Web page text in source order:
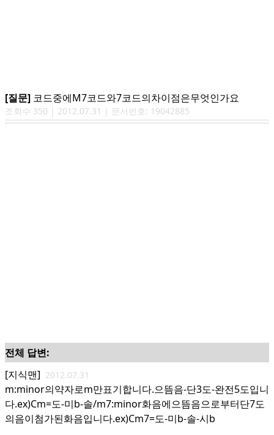
[질문] 코드중에M7코드와7코드의차이점은무엇인가요
조회수 350 | 2012.07.31 | 문서번호: 19042885
전체 답변:
[지식맨] 2012.07.31
m:minor의약자로m만표기합니다.으뜸음-단3도-완전5도입니
다.ex)Cm=도-미b-솔/m7:minor화음에으뜸음으로부터단7도
의음이첨가된화음입니다.ex)Cm7=도-미b-솔-시b